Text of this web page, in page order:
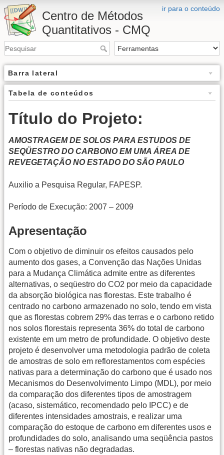
ir para o conteúdo
Centro de Métodos
Quantitativos - CMQ
Barra lateral
Tabela de conteúdos
Título do Projeto:
AMOSTRAGEM DE SOLOS PARA ESTUDOS DE
SEQÜESTRO DO CARBONO EM UMA ÁREA DE
REVEGETAÇÃO NO ESTADO DO SÃO PAULO
Auxilio a Pesquisa Regular, FAPESP.
Período de Execução: 2007 – 2009
Apresentação
Com o objetivo de diminuir os efeitos causados pelo
aumento dos gases, a Convenção das Nações Unidas
para a Mudança Climática admite entre as diferentes
alternativas, o seqüestro do CO2 por meio da capacidade
da absorção biológica nas florestas. Este trabalho é
centrado no carbono armazenado no solo, tendo em vista
que as florestas cobrem 29% das terras e o carbono retido
nos solos florestais representa 36% do total de carbono
existente em um metro de profundidade. O objetivo deste
projeto é desenvolver uma metodologia padrão de coleta
de amostras de solo em reflorestamentos com espécies
nativas para a determinação do carbono que é usado nos
Mecanismos do Desenvolvimento Limpo (MDL), por meio
da comparação dos diferentes tipos de amostragem
(acaso, sistemático, recomendado pelo IPCC) e de
diferentes intensidades amostrais, e realizar uma
comparação do estoque de carbono em diferentes usos e
profundidades do solo, analisando uma seqüência pastos
– florestas nativas não degradadas.